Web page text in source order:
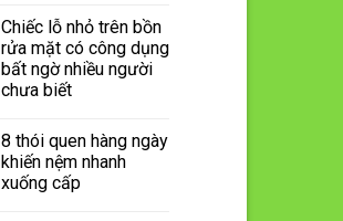
Chiếc lỗ nhỏ trên bồn
rửa mặt có công dụng
bất ngờ nhiều người
chưa biết
8 thói quen hàng ngày
khiến nệm nhanh
xuống cấp